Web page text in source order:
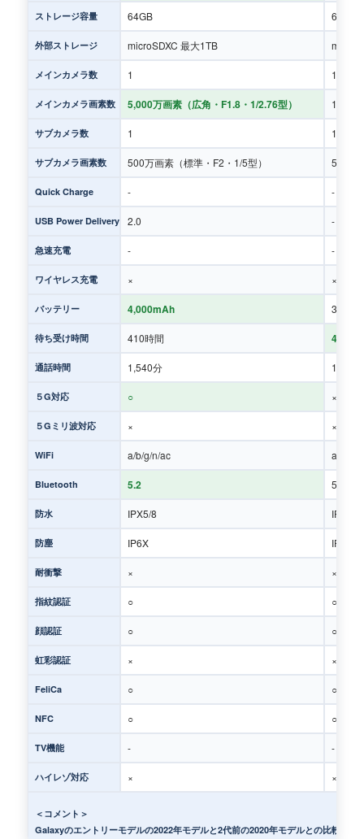
ストレージ容量 64GB 64GB
外部ストレージ microSDXC 最大1TB
メインカメラ数 1 1
メインカメラ画素数 5,000万画素（広角・F1.8・1/2.76型） 1,300
サブカメラ数 1 1
サブカメラ画素数 500万画素（標準・F2・1/5型） 500万
Quick Charge - -
USB Power Delivery 2.0 -
急速充電 - -
ワイヤレス充電 × ×
バッテリー 4,000mAh
待ち受け時間 410時間 450時
通話時間 1,540分 1,540
５G対応 ○ ×
５Gミリ波対応 × ×
WiFi a/b/g/n/ac a/b/g/
Bluetooth 5.2 5.0
防水 IPX5/8 IPX5/8
防塵 IP6X IP6X
耐衝撃 × ×
指紋認証 ○ ○
顔認証 ○ ○
虹彩認証 × ×
FeliCa ○ ○
NFC ○ ○
TV機能 - -
ハイレゾ対応 × ×
＜コメント＞
Galaxyのエントリーモデルの2022年モデルと2代前の2020年モデルとの比較え